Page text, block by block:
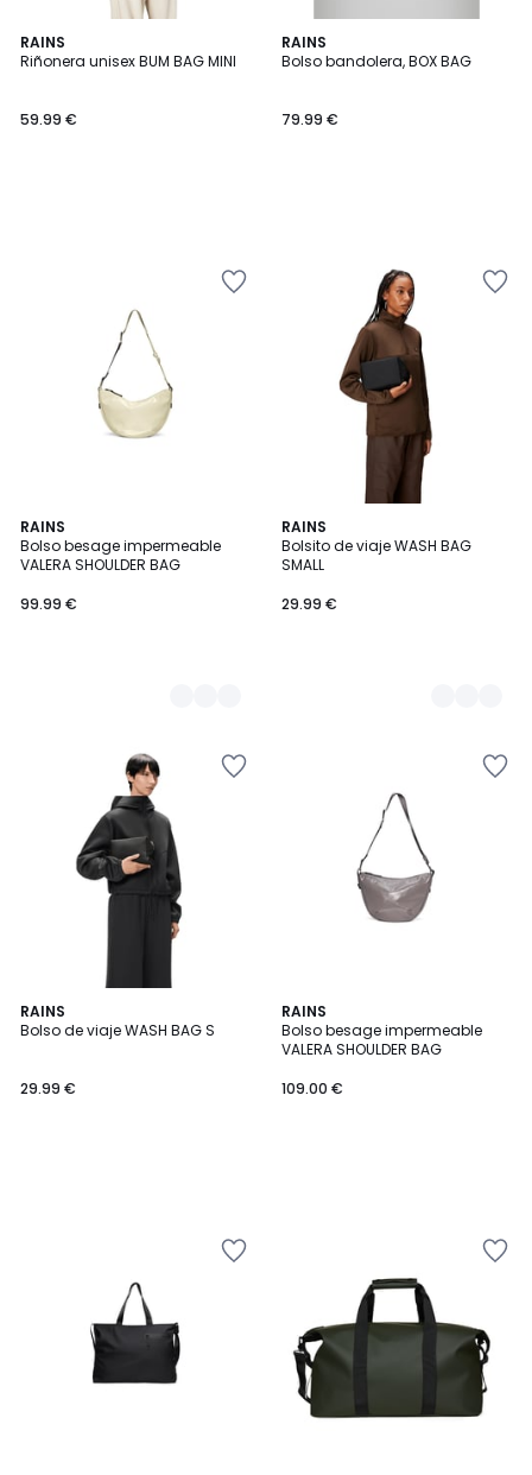
RAINS
Riñonera unisex BUM BAG MINI
59.99 €
RAINS
Bolso bandolera, BOX BAG
79.99 €
RAINS
Bolso besage impermeable
VALERA SHOULDER BAG
99.99 €
2
Colores
RAINS
Bolsito de viaje WASH BAG
SMALL
29.99 €
3
Colores
RAINS
Bolso de viaje WASH BAG S
29.99 €
RAINS
Bolso besage impermeable
VALERA SHOULDER BAG
109.00 €